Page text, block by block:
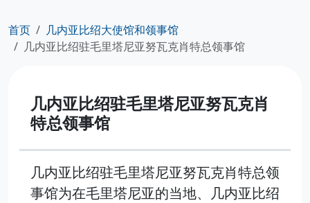
首页
几内亚比绍大使馆和领事馆
几内亚比绍驻毛里塔尼亚努瓦克肖特总领事馆
几内亚比绍驻毛里塔尼亚努瓦克肖
特总领事馆
几内亚比绍驻毛里塔尼亚努瓦克肖特总领
事馆为在毛里塔尼亚的当地、几内亚比绍